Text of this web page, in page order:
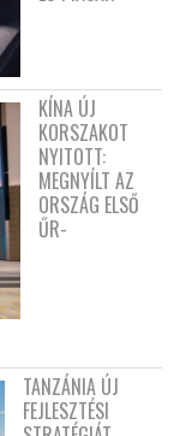
KÍNA ÚJ
KORSZAKOT
NYITOTT:
MEGNYÍLT AZ
ORSZÁG ELSŐ
ŰR-
TANZÁNIA ÚJ
FEJLESZTÉSI